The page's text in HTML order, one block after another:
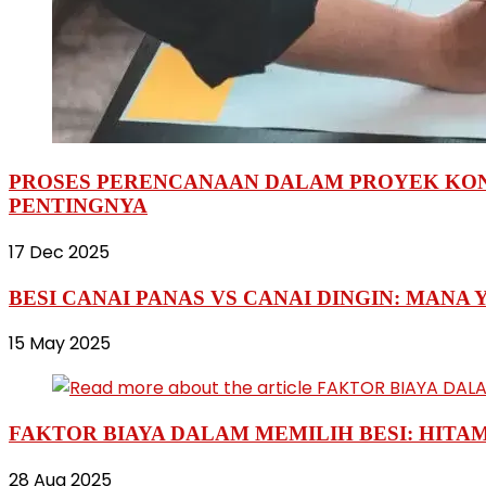
PROSES PERENCANAAN DALAM PROYEK
PENTINGNYA
17 Dec 2025
BESI CANAI PANAS VS CANAI DINGIN: MANA
15 May 2025
FAKTOR BIAYA DALAM MEMILIH BESI:
28 Aug 2025